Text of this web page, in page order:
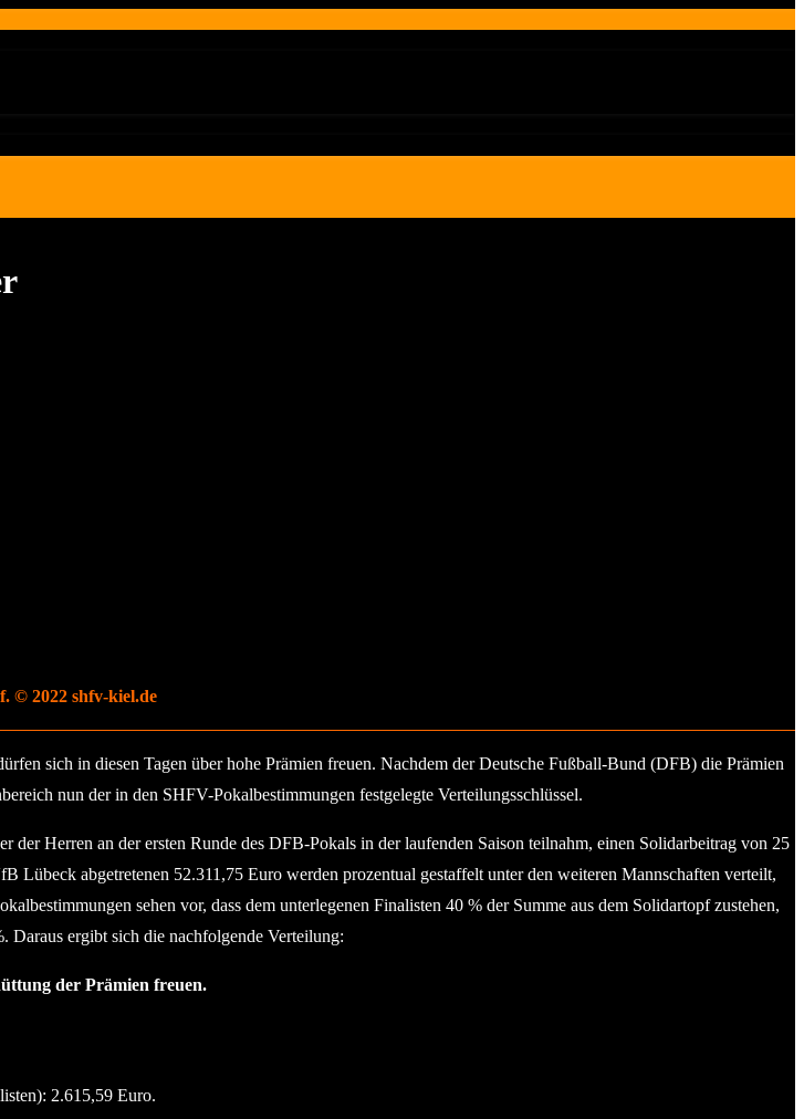
© 2022 shfv-kiel.de
sich in diesen Tagen über hohe Prämien freuen. Nachdem der Deutsche Fußball-Bund (DFB) die Prämien
nun der in den SHFV-Pokalbestimmungen festgelegte Verteilungsschlüssel.
Herren an der ersten Runde des DFB-Pokals in der laufenden Saison teilnahm, einen Solidarbeitrag von 25
Lübeck abgetretenen 52.311,75 Euro werden prozentual gestaffelt unter den weiteren Mannschaften verteilt,
sehen vor, dass dem unterlegenen Finalisten 40 % der Summe aus dem Solidartopf zustehen,
Daraus ergibt sich die nachfolgende Verteilung:
der Prämien freuen.
2.615,59 Euro.